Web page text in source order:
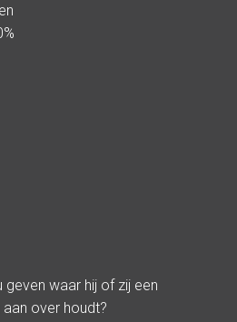
waar hij of zij een
over houdt?